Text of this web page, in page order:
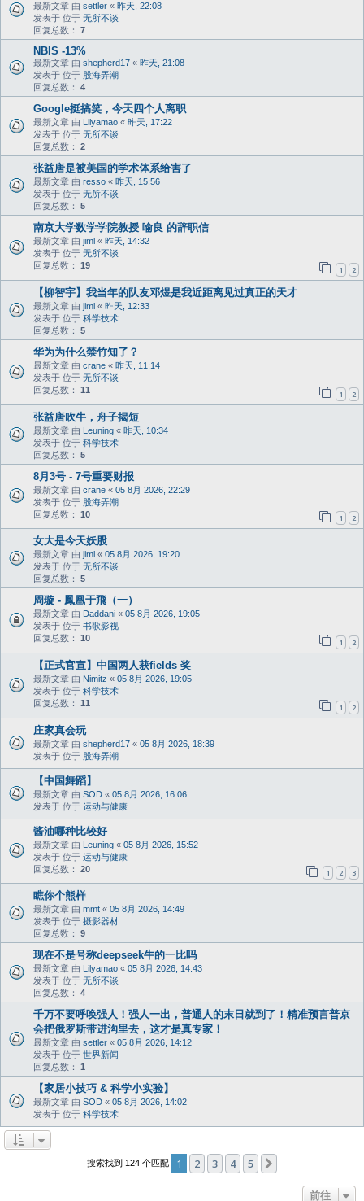
最新文章 由 settler « 昨天, 22:08
发表于 位于 无所不谈
回复总数： 7
NBIS -13%
最新文章 由 shepherd17 « 昨天, 21:08
发表于 位于 股海弄潮
回复总数： 4
Google挺搞笑，今天四个人离职
最新文章 由 Lilyamao « 昨天, 17:22
发表于 位于 无所不谈
回复总数： 2
张益唐是被美国的学术体系给害了
最新文章 由 resso « 昨天, 15:56
发表于 位于 无所不谈
回复总数： 5
南京大学数学学院教授 喻良 的辞职信
最新文章 由 jiml « 昨天, 14:32
发表于 位于 无所不谈
回复总数： 19 1 2
【柳智宇】我当年的队友邓煜是我近距离见过真正的天才
最新文章 由 jiml « 昨天, 12:33
发表于 位于 科学技术
回复总数： 5
华为为什么禁竹知了？
最新文章 由 crane « 昨天, 11:14
发表于 位于 无所不谈
回复总数： 11 1 2
张益唐吹牛，舟子揭短
最新文章 由 Leuning « 昨天, 10:34
发表于 位于 科学技术
回复总数： 5
8月3号 - 7号重要财报
最新文章 由 crane « 05 8月 2026, 22:29
发表于 位于 股海弄潮
回复总数： 10 1 2
女大是今天妖股
最新文章 由 jiml « 05 8月 2026, 19:20
发表于 位于 无所不谈
回复总数： 5
周璇 - 鳳凰于飛（一）
最新文章 由 Daddani « 05 8月 2026, 19:05
发表于 位于 书歌影视
回复总数： 10 1 2
【正式官宣】中国两人获fields 奖
最新文章 由 Nimitz « 05 8月 2026, 19:05
发表于 位于 科学技术
回复总数： 11 1 2
庄家真会玩
最新文章 由 shepherd17 « 05 8月 2026, 18:39
发表于 位于 股海弄潮
【中国舞蹈】
最新文章 由 SOD « 05 8月 2026, 16:06
发表于 位于 运动与健康
酱油哪种比较好
最新文章 由 Leuning « 05 8月 2026, 15:52
发表于 位于 运动与健康
回复总数： 20 1 2 3
瞧你个熊样
最新文章 由 mmt « 05 8月 2026, 14:49
发表于 位于 摄影器材
回复总数： 9
现在不是号称deepseek牛的一比吗
最新文章 由 Lilyamao « 05 8月 2026, 14:43
发表于 位于 无所不谈
回复总数： 4
千万不要呼唤强人！强人一出，普通人的末日就到了！精准预言普京
会把俄罗斯带进沟里去，这才是真专家！
最新文章 由 settler « 05 8月 2026, 14:12
发表于 位于 世界新闻
回复总数： 1
【家居小技巧 & 科学小实验】
最新文章 由 SOD « 05 8月 2026, 14:02
发表于 位于 科学技术
搜索找到 124 个匹配 1 2 3 4 5
前往